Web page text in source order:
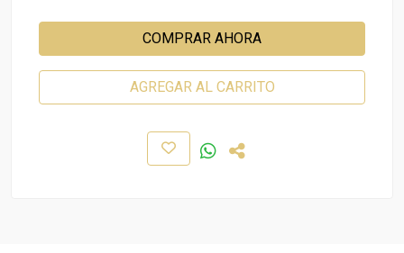
COMPRAR AHORA
AGREGAR AL CARRITO